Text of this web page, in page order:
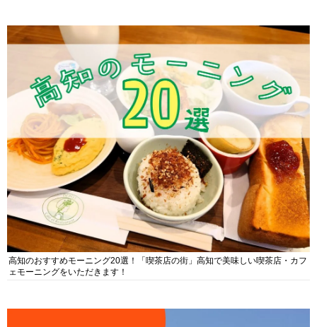
高知のおすすめモーニング20選！「喫茶店の街」高知で美味しい喫茶店・カフ
ェモーニングをいただきます！